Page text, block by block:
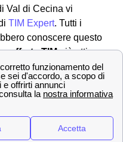
Val di Cecina vi
TIM Expert. Tutti i
conoscere questo
offerte TIMgià attive,
che verrà
specializzato che
Expertper questo
all'anno.
di Cecina per